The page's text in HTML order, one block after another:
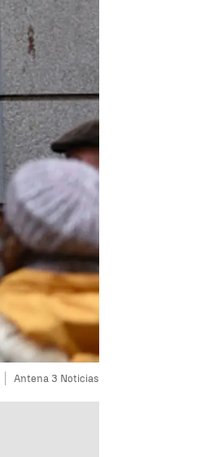
Antena 3 Noticias